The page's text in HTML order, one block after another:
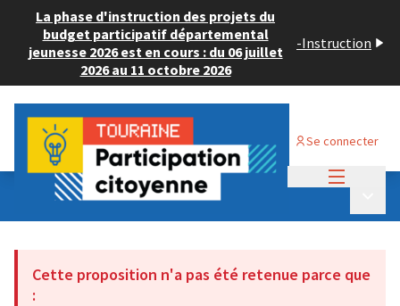
La phase d'instruction des projets du
budget participatif départemental
jeunesse 2026 est en cours : du 06 juillet
2026 au 11 octobre 2026
-Instruction
Se connecter
Budget Participatif ADULTE 2024
💡 Déposer un projet
Cette proposition n'a pas été retenue parce que
: